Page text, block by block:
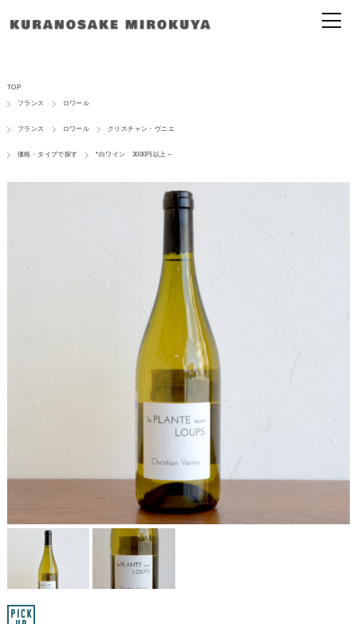
TOP
フランス ロワール
フランス ロワール クリスチャン・ヴニエ
価格・タイプで探す *白ワイン 3000円以上～